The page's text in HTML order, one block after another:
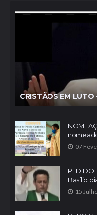
CRISTÃOS EM
07
PEDIDO
Basílio
15